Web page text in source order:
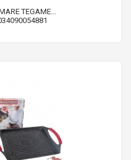
TEGAME...